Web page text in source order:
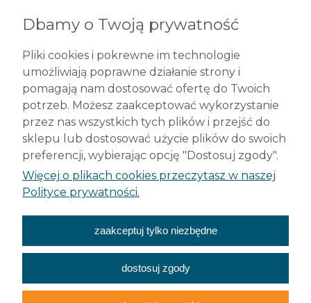
Robelit Sp. z o.o.
42-200 Częstochowa
tel. +48 (34) 377 42 98
info@robelit.pl
Pomoc
Płatności i dostawa
O nas
Dbamy o Twoją prywatność
Pliki cookies i pokrewne im technologie
umożliwiają poprawne działanie strony i
pomagają nam dostosować ofertę do Twoich
potrzeb. Możesz zaakceptować wykorzystanie
przez nas wszystkich tych plików i przejść do
sklepu lub dostosować użycie plików do swoich
preferencji, wybierając opcję "Dostosuj zgody".
Więcej o plikach cookies przeczytasz w naszej
Polityce prywatności.
zaakceptuj tylko niezbędne
dostosuj zgody